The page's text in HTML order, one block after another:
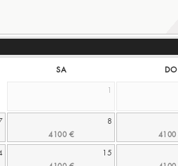
SA
DO
1
8
15